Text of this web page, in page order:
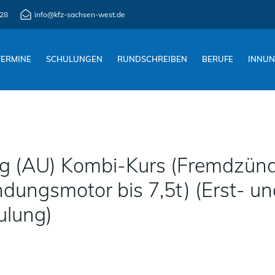
info@kfz-sachsen-west.de
SCHULUNGEN RUNDSCHREIBEN BERUFE
(AU) Kombi-Kurs
bis 7,5t) (Erst-